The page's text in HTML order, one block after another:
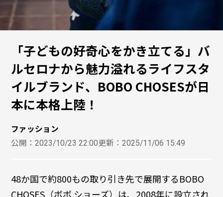
「子どもの好奇心をかき立てる」バ
ルセロナから魅力溢れるライフスタ
イルブランド、BOBO CHOSESが日
本に本格上陸！
ファッション
公開：2023/10/23 22:00更新：2025/11/06 15:49
48か国で約800もの取り引き先で展開するBOBO
CHOSES（ボボ ショーズ）は、2008年に設立され